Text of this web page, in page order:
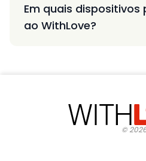
Em quais dispositivos
ao WithLove?
©